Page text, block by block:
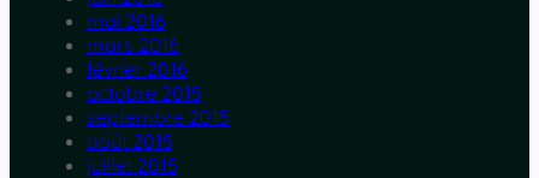
mai 2016
mars 2016
février 2016
octobre 2015
septembre 2015
août 2015
juillet 2015